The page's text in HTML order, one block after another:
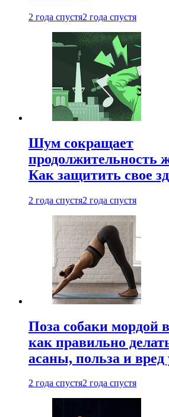
2 года спустя2 года спустя
Шум сокращает
продолжительность
Как защитить свое
2 года спустя2 года спустя
Поза собаки мордой
как правильно
асаны, польза и
2 года спустя2 года спустя